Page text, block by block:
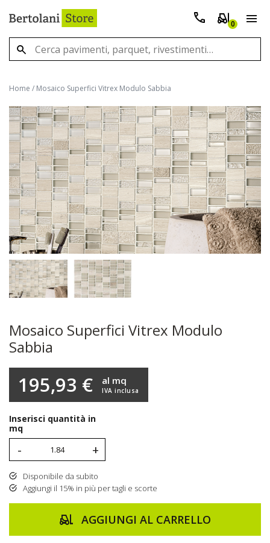
0
Home / Mosaico Superfici Vitrex Modulo Sabbia
Mosaico Superfici Vitrex Modulo
Sabbia
195,93 € IVA inclusa
al mq
Inserisci quantità in
mq
- +
Disponibile da subito
Aggiungi il 15% in più per tagli e scorte
AGGIUNGI AL CARRELLO